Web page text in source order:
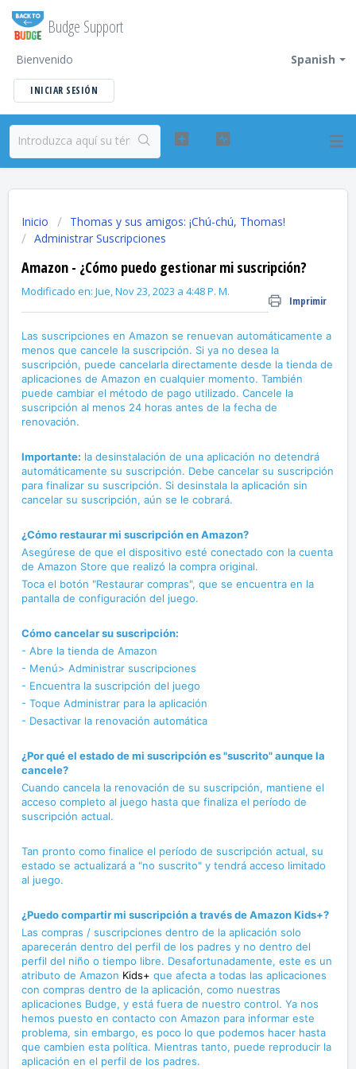
Budge Support
Spanish
Bienvenido
INICIAR SESIÓN
Inicio
Thomas y sus amigos: ¡Chú-chú, Thomas!
Administrar Suscripciones
Amazon - ¿Cómo puedo gestionar mi suscripción?
Imprimir
Modificado en: Jue, Nov 23, 2023 a 4:48 P. M.
Las suscripciones en Amazon se renuevan automáticamente a
menos que cancele la suscripción. Si ya no desea la
suscripción, puede cancelarla directamente desde la tienda de
aplicaciones de Amazon en cualquier momento. También
puede cambiar el método de pago utilizado. Cancele la
suscripción al menos 24 horas antes de la fecha de
renovación.
Importante: la desinstalación de una aplicación no detendrá
automáticamente su suscripción. Debe cancelar su suscripción
para finalizar su suscripción. Si desinstala la aplicación sin
cancelar su suscripción, aún se le cobrará.
¿Cómo restaurar mi suscripción en Amazon?
Asegúrese de que el dispositivo esté conectado con la cuenta
de Amazon Store que realizó la compra original.
Toca el botón "Restaurar compras", que se encuentra en la
pantalla de configuración del juego.
Cómo cancelar su suscripción:
- Abre la tienda de Amazon
- Menú> Administrar suscripciones
- Encuentra la suscripción del juego
- Toque Administrar para la aplicación
- Desactivar la renovación automática
¿Por qué el estado de mi suscripción es "suscrito" aunque la
cancele?
Cuando cancela la renovación de su suscripción, mantiene el
acceso completo al juego hasta que finaliza el período de
suscripción actual.
Tan pronto como finalice el período de suscripción actual, su
estado se actualizará a "no suscrito" y tendrá acceso limitado
al juego.
¿Puedo compartir mi suscripción a través de Amazon Kids+?
Las compras / suscripciones dentro de la aplicación solo
aparecerán dentro del perfil de los padres y no dentro del
perfil del niño o tiempo libre. Desafortunadamente, este es un
atributo de Amazon Kids+ que afecta a todas las aplicaciones
con compras dentro de la aplicación, como nuestras
aplicaciones Budge, y está fuera de nuestro control. Ya nos
hemos puesto en contacto con Amazon para informar este
problema, sin embargo, es poco lo que podemos hacer hasta
que cambien esta política. Mientras tanto, puede reproducir la
aplicación en el perfil de los padres.